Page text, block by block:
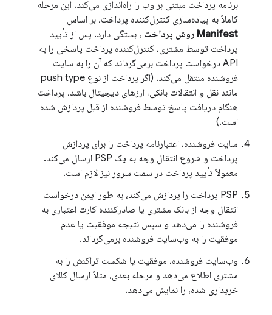
برنامه پرداخت مبتنی بر وب را راه‌اندازی می‌کند. این مرحله
کاملاً به پیاده‌سازی کنترل‌کننده پرداخت، بر اساس
Manifest روش پرداخت
، بستگی دارد. پس از تأیید
پرداخت توسط مشتری، کنترل‌کننده پرداخت پاسخی را به
API درخواست پرداخت برمی‌گرداند که آن را به سایت
فروشنده منتقل می‌کند. (اگر پرداخت از نوع push type
مانند نقل و انتقالات بانکی، ارزهای دیجیتال باشد، پرداخت
هنگام دریافت پاسخ توسط فروشنده از قبل پردازش شده
است.)
سایت فروشنده، اعتبارنامه پرداخت را برای پردازش
پرداخت و شروع انتقال وجه به یک PSP ارسال می‌کند.
معمولاً تأیید پرداخت در سمت سرور نیز لازم است.
PSP پرداخت را پردازش می‌کند، به طور ایمن درخواست
انتقال وجه از بانک مشتری یا صادرکننده کارت اعتباری به
فروشنده را می‌دهد و سپس نتیجه موفقیت یا عدم
موفقیت را به وب‌سایت فروشنده برمی‌گرداند.
وب‌سایت فروشنده، موفقیت یا شکست تراکنش را به
مشتری اطلاع می‌دهد و مرحله بعدی، مثلاً ارسال کالای
خریداری شده، را نمایش می‌دهد.